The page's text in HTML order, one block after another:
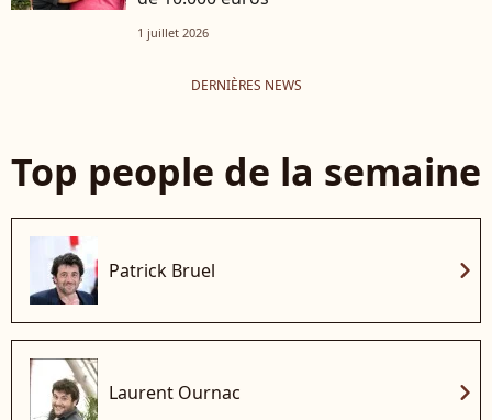
1 juillet 2026
DERNIÈRES NEWS
Top people de la semaine
Patrick Bruel chevron_right
Laurent Ournac chevron_right